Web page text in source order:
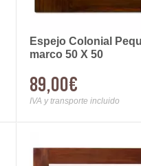
Espejo Colonial
marco 50 X 50
89,00€
IVA y transporte incluido